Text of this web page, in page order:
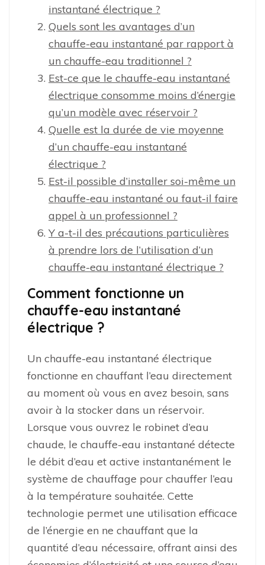
instantané électrique ?
Quels sont les avantages d’un
chauffe-eau instantané par rapport à
un chauffe-eau traditionnel ?
Est-ce que le chauffe-eau instantané
électrique consomme moins d’énergie
qu’un modèle avec réservoir ?
Quelle est la durée de vie moyenne
d’un chauffe-eau instantané
électrique ?
Est-il possible d’installer soi-même un
chauffe-eau instantané ou faut-il faire
appel à un professionnel ?
Y a-t-il des précautions particulières
à prendre lors de l’utilisation d’un
chauffe-eau instantané électrique ?
Comment fonctionne un
chauffe-eau instantané
électrique ?
Un chauffe-eau instantané électrique
fonctionne en chauffant l’eau directement
au moment où vous en avez besoin, sans
avoir à la stocker dans un réservoir.
Lorsque vous ouvrez le robinet d’eau
chaude, le chauffe-eau instantané détecte
le débit d’eau et active instantanément le
système de chauffage pour chauffer l’eau
à la température souhaitée. Cette
technologie permet une utilisation efficace
de l’énergie en ne chauffant que la
quantité d’eau nécessaire, offrant ainsi des